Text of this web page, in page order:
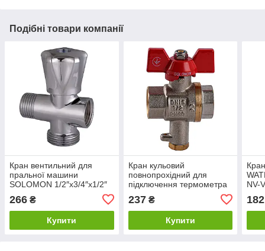
Подібні товари компанії
Кран вентильний для
пральної машини
SOLOMON 1/2″х3/4″х1/2″
266 ₴
Купити
Кран кульовий
повнопрохiдний для
підключення термометра
SOLOMON 1/2″ V1242 S
237₴
Купити
NV-
182